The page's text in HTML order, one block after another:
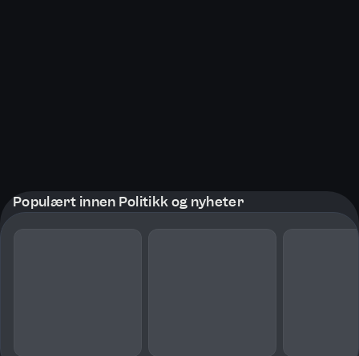
Populært innen Politikk og nyheter